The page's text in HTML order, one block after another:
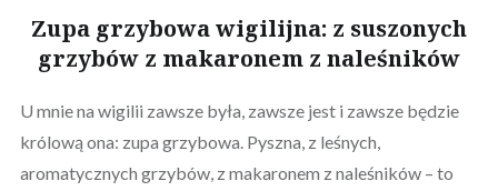
Zupa grzybowa wigilijna: z suszonych
grzybów z makaronem z naleśników
U mnie na wigilii zawsze była, zawsze jest i zawsze będzie
królową ona: zupa grzybowa. Pyszna, z leśnych,
aromatycznych grzybów, z makaronem z naleśników – to